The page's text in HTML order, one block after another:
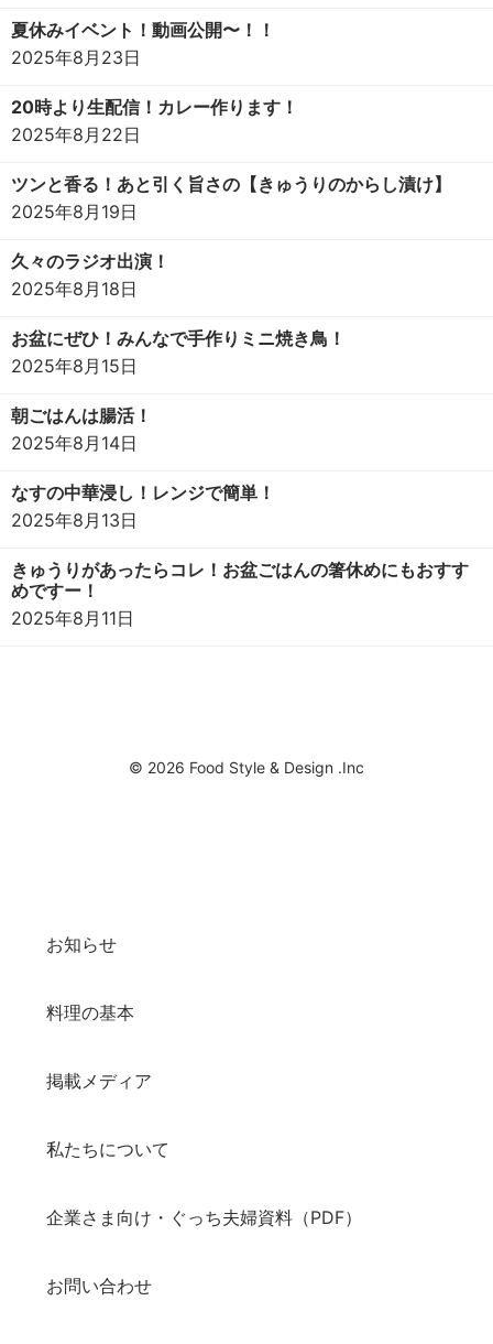
夏休みイベント！動画公開〜！！
2025年8月23日
20時より生配信！カレー作ります！
2025年8月22日
ツンと香る！あと引く旨さの【きゅうりのからし漬け】
2025年8月19日
久々のラジオ出演！
2025年8月18日
お盆にぜひ！みんなで手作りミニ焼き鳥！
2025年8月15日
朝ごはんは腸活！
2025年8月14日
なすの中華浸し！レンジで簡単！
2025年8月13日
きゅうりがあったらコレ！お盆ごはんの箸休めにもおすす
めですー！
2025年8月11日
© 2026 Food Style & Design .Inc
お知らせ
料理の基本
掲載メディア
私たちについて
企業さま向け・ぐっち夫婦資料（PDF）
お問い合わせ